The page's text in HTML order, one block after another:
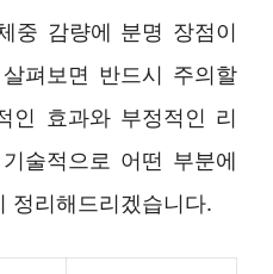
중 감량에 분명 장점이
펴보면 반드시 주의할
인 효과와 부정적인 리
술적으로 어떤 부분에
정리해드리겠습니다.